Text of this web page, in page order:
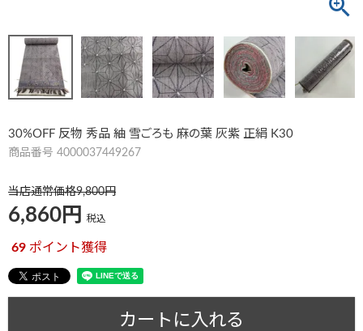
30%OFF 反物 秀品 紬 雪ごろも 麻の葉 灰紫 正絹 K30
商品番号 4000037449267
当店通常価格9,800
6,860 税込
69 ポイント獲得
カートに入れる